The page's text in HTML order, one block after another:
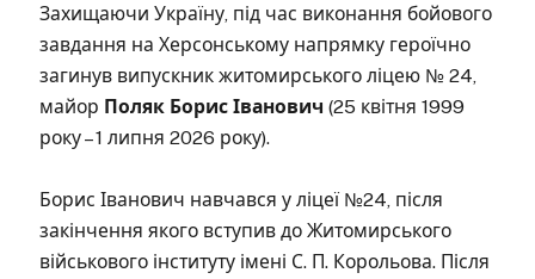
Захищаючи Україну, під час виконання бойового
завдання на Херсонському напрямку героїчно
загинув випускник житомирського ліцею № 24,
майор Поляк Борис Іванович (25 квітня 1999
року – 1 липня 2026 року).
Борис Іванович навчався у ліцеї №24, після
закінчення якого вступив до Житомирського
військового інституту імені С. П. Корольова. Після